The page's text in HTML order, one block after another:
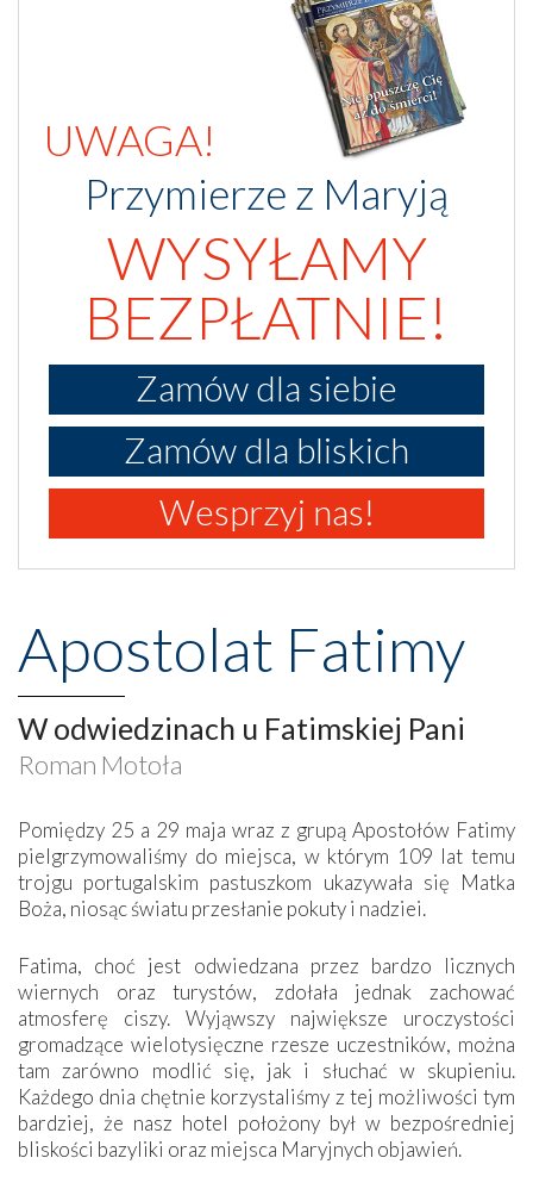
UWAGA!
Przymierze z Maryją
WYSYŁAMY
BEZPŁATNIE!
Zamów dla siebie
Zamów dla bliskich
Wesprzyj nas!
Apostolat Fatimy
W odwiedzinach u Fatimskiej Pani
Roman Motoła
Pomiędzy 25 a 29 maja wraz z grupą Apostołów Fatimy
pielgrzymowaliśmy do miejsca, w którym 109 lat temu
trojgu portugalskim pastuszkom ukazywała się Matka
Boża, niosąc światu przesłanie pokuty i nadziei.
Fatima, choć jest odwiedzana przez bardzo licznych
wiernych oraz turystów, zdołała jednak zachować
atmosferę ciszy. Wyjąwszy największe uroczystości
gromadzące wielotysięczne rzesze uczestników, można
tam zarówno modlić się, jak i słuchać w skupieniu.
Każdego dnia chętnie korzystaliśmy z tej możliwości tym
bardziej, że nasz hotel położony był w bezpośredniej
bliskości bazyliki oraz miejsca Maryjnych objawień.